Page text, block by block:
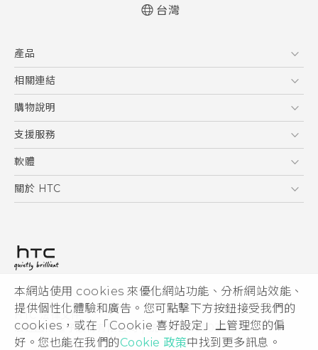
本網站使用 cookies 來優化網站功能、分析網站效能、
提供個性化體驗和廣告。您可點擊下方按鈕接受我們的
cookies，或在「Cookie 喜好設定」上管理您的偏
好。您也能在我們的Cookie 政策中找到更多訊息。
User manual
台灣
產品
5G
智慧型手機
配件
相關連結
HTC Research
購物說明
購物須知
訂單管理
付款方式
支援服務
到府收送維修服務
服務中心資訊
客戶服務佈告欄
軟體
應用程式
HTC Sync Manager
關於 HTC
投資人
隱私權政策
產品安全性
Cookie
© 2011-2026 HTC Corporation
HTC 法律文件
宏達國際電子股份有限公司 | 統一編號16003518